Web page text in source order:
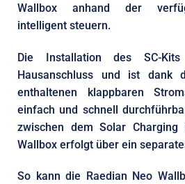
Wallbox anhand der
intelligent steuern.
Die Installation des SC-
Hausanschluss und ist dank
enthaltenen klappbaren
einfach und schnell
zwischen dem Solar
Wallbox erfolgt über ein
So kann die Raedian Neo